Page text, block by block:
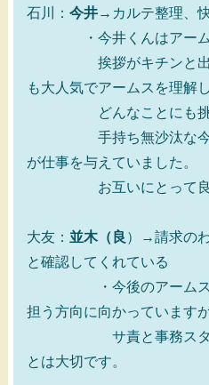
石川： 今井→カルテ整理、
・今井くんはアームス
挨拶がキチンと出来
も大人気でアームスを理解し
どんなことにも挑戦
手持ち無沙汰な今井
が仕事を与えていました。
お互いにとって良い
大友： 並木（良 ）→請求の
と確認してくれている
・今後のアームスの
担う方向に向かっています
サ責と事務スタッフ
とは大切です。